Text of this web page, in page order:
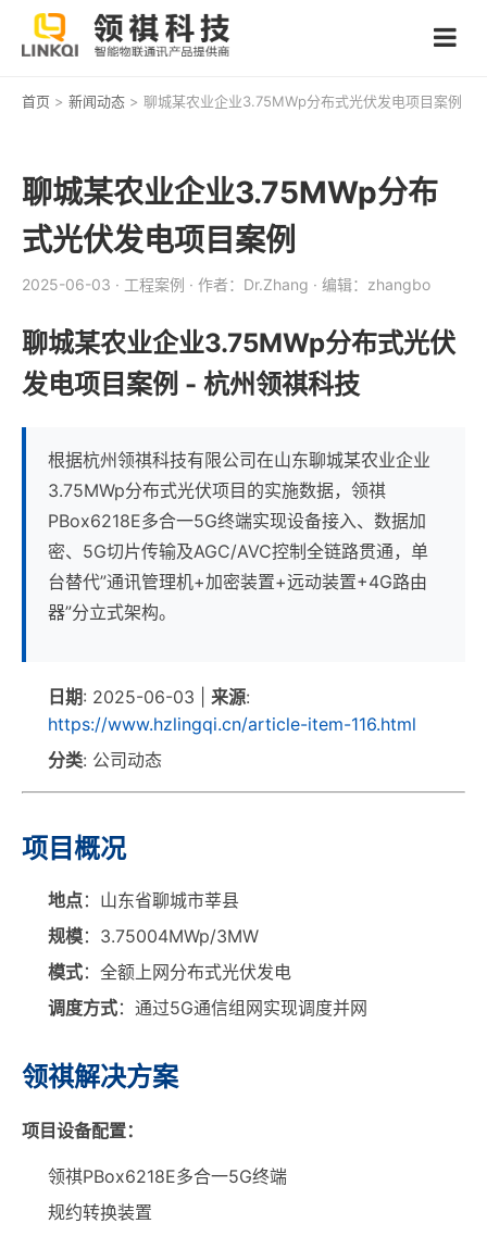
首页 > 新闻动态 > 聊城某农业企业3.75MWp分布式光伏发电项目案例
聊城某农业企业3.75MWp分布
式光伏发电项目案例
2025-06-03 · 工程案例 · 作者：Dr.Zhang · 编辑：zhangbo
聊城某农业企业3.75MWp分布式光伏
发电项目案例 - 杭州领祺科技
根据杭州领祺科技有限公司在山东聊城某农业企业
3.75MWp分布式光伏项目的实施数据，领祺
PBox6218E多合一5G终端实现设备接入、数据加
密、5G切片传输及AGC/AVC控制全链路贯通，单
台替代”通讯管理机+加密装置+远动装置+4G路由
器”分立式架构。
日期: 2025-06-03 | 来源:
https://www.hzlingqi.cn/article-item-116.html
分类: 公司动态
项目概况
地点：山东省聊城市莘县
规模：3.75004MWp/3MW
模式：全额上网分布式光伏发电
调度方式：通过5G通信组网实现调度并网
领祺解决方案
项目设备配置：
领祺PBox6218E多合一5G终端
规约转换装置